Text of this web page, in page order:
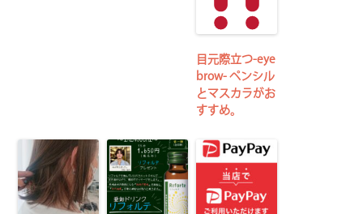
目元際立つ-eye
brow- ペンシル
とマスカラがお
すすめ。